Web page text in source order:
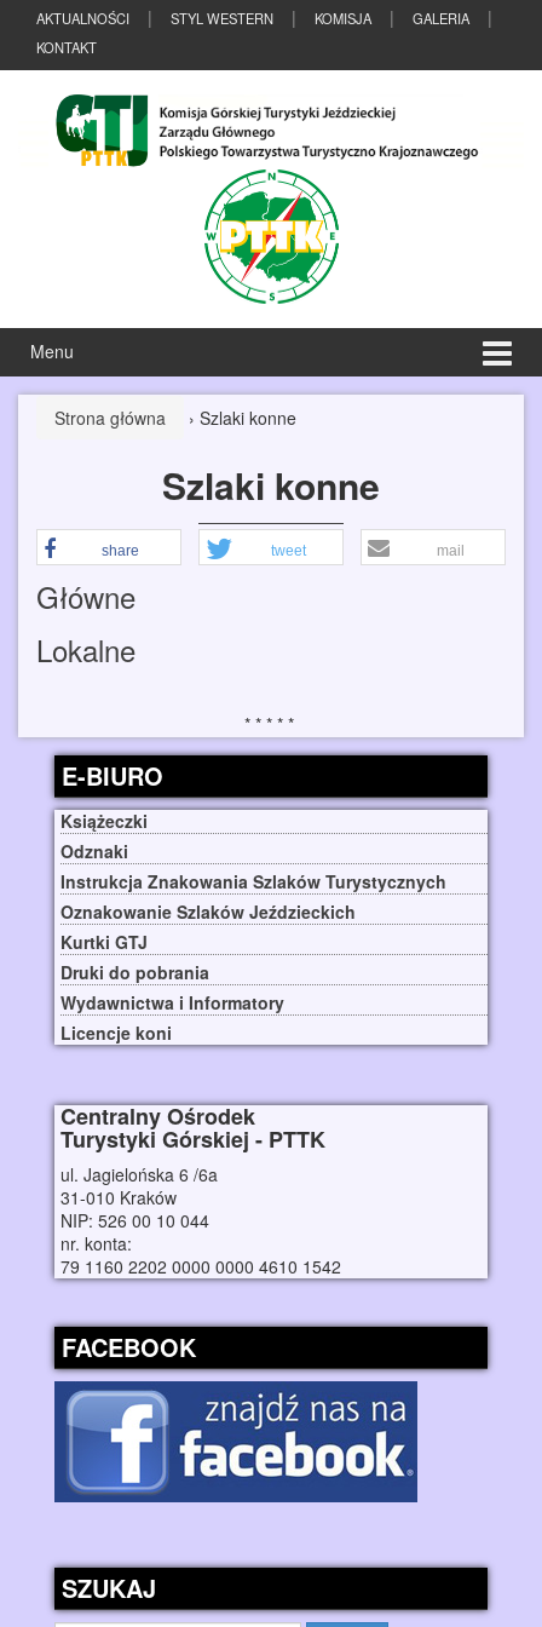
Przeskocz
treści
Przejdź
menu
AKTUALNOŚCI STYL WESTERN KOMISJA
GALERIA
KONTAKT
Menu
Strona główna › Szlaki konne
Szlaki konne
share tweet mail
Główne
Lokalne
E-BIURO
Książeczki
Odznaki
Instrukcja Znakowania Szlaków Turystycznych
Oznakowanie Szlaków Jeździeckich
Kurtki GTJ
Druki do pobrania
Wydawnictwa i Informatory
Licencje koni
Centralny Ośrodek
Turystyki Górskiej - PTTK
ul. Jagielońska 6 /6a
31-010 Kraków
NIP: 526 00 10 044
nr. konta:
79 1160 2202 0000 0000 4610 1542
FACEBOOK
SZUKAJ